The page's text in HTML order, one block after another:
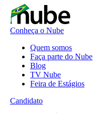
Conheça o Nube
Quem somos
Faça parte do Nube
Blog
TV Nube
Feira de Estágios
Candidato